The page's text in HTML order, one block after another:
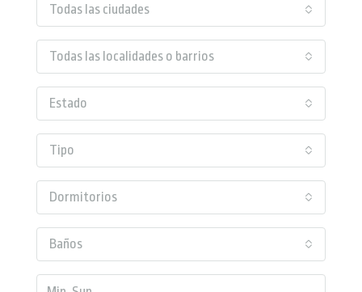
Todas las ciudades
Todas las localidades o barrios
Estado
Tipo
Dormitorios
Baños